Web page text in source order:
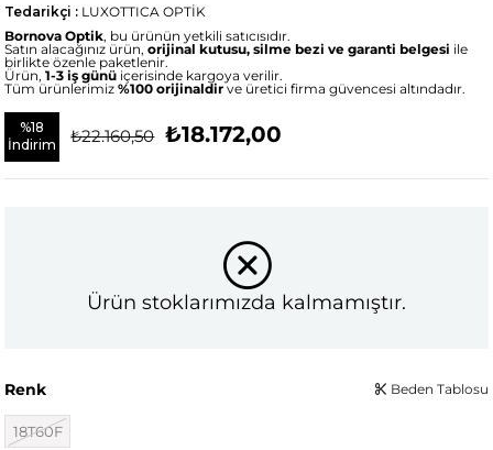
Tedarikçi : LUXOTTICA OPTİK
Bornova Optik, bu ürünün yetkili satıcısıdır.
Satın alacağınız ürün,orijinal kutusu, silme bezi ve garanti belgesi ile
birlikte özenle paketlenir.
Ürün,1-3 iş günü içerisinde kargoya verilir.
Tüm ürünlerimiz%100 orijinaldirve üretici firma güvencesi altındadır.
%18
İndirim
₺22.160,50 ₺18.172,00
Ürün stoklarımızda kalmamıştır.
Renk
18T60F
Beden Tablosu